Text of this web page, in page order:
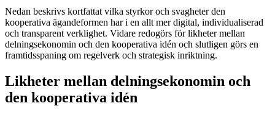
Nedan beskrivs kortfattat vilka styrkor och svagheter den
kooperativa ägandeformen har i en allt mer digital, individualiserad
och transparent verklighet. Vidare redogörs för likheter mellan
delningsekonomin och den kooperativa idén och slutligen görs en
framtidsspaning om regelverk och strategisk inriktning.
Likheter mellan delningsekonomin och
den kooperativa idén